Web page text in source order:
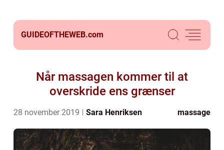
GUIDEOFTHEWEB.com
Når massagen kommer til at
overskride ens grænser
28 november 2019 Sara Henriksen massage